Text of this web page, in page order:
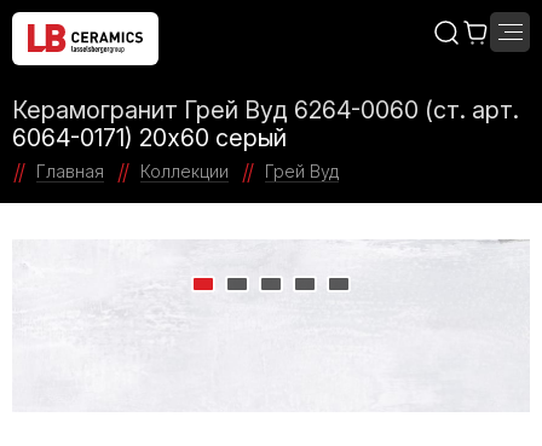
Керамогранит Грей Вуд 6264-0060 (ст. арт.
6064-0171) 20x60 серый
Главная Коллекции Грей Вуд